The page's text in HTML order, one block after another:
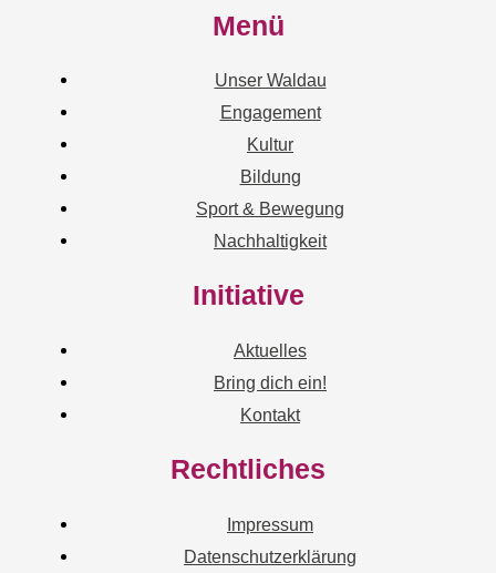
Menü
Unser Waldau
Engagement
Kultur
Bildung
Sport & Bewegung
Nachhaltigkeit
Initiative
Aktuelles
Bring dich ein!
Kontakt
Rechtliches
Impressum
Datenschutzerklärung